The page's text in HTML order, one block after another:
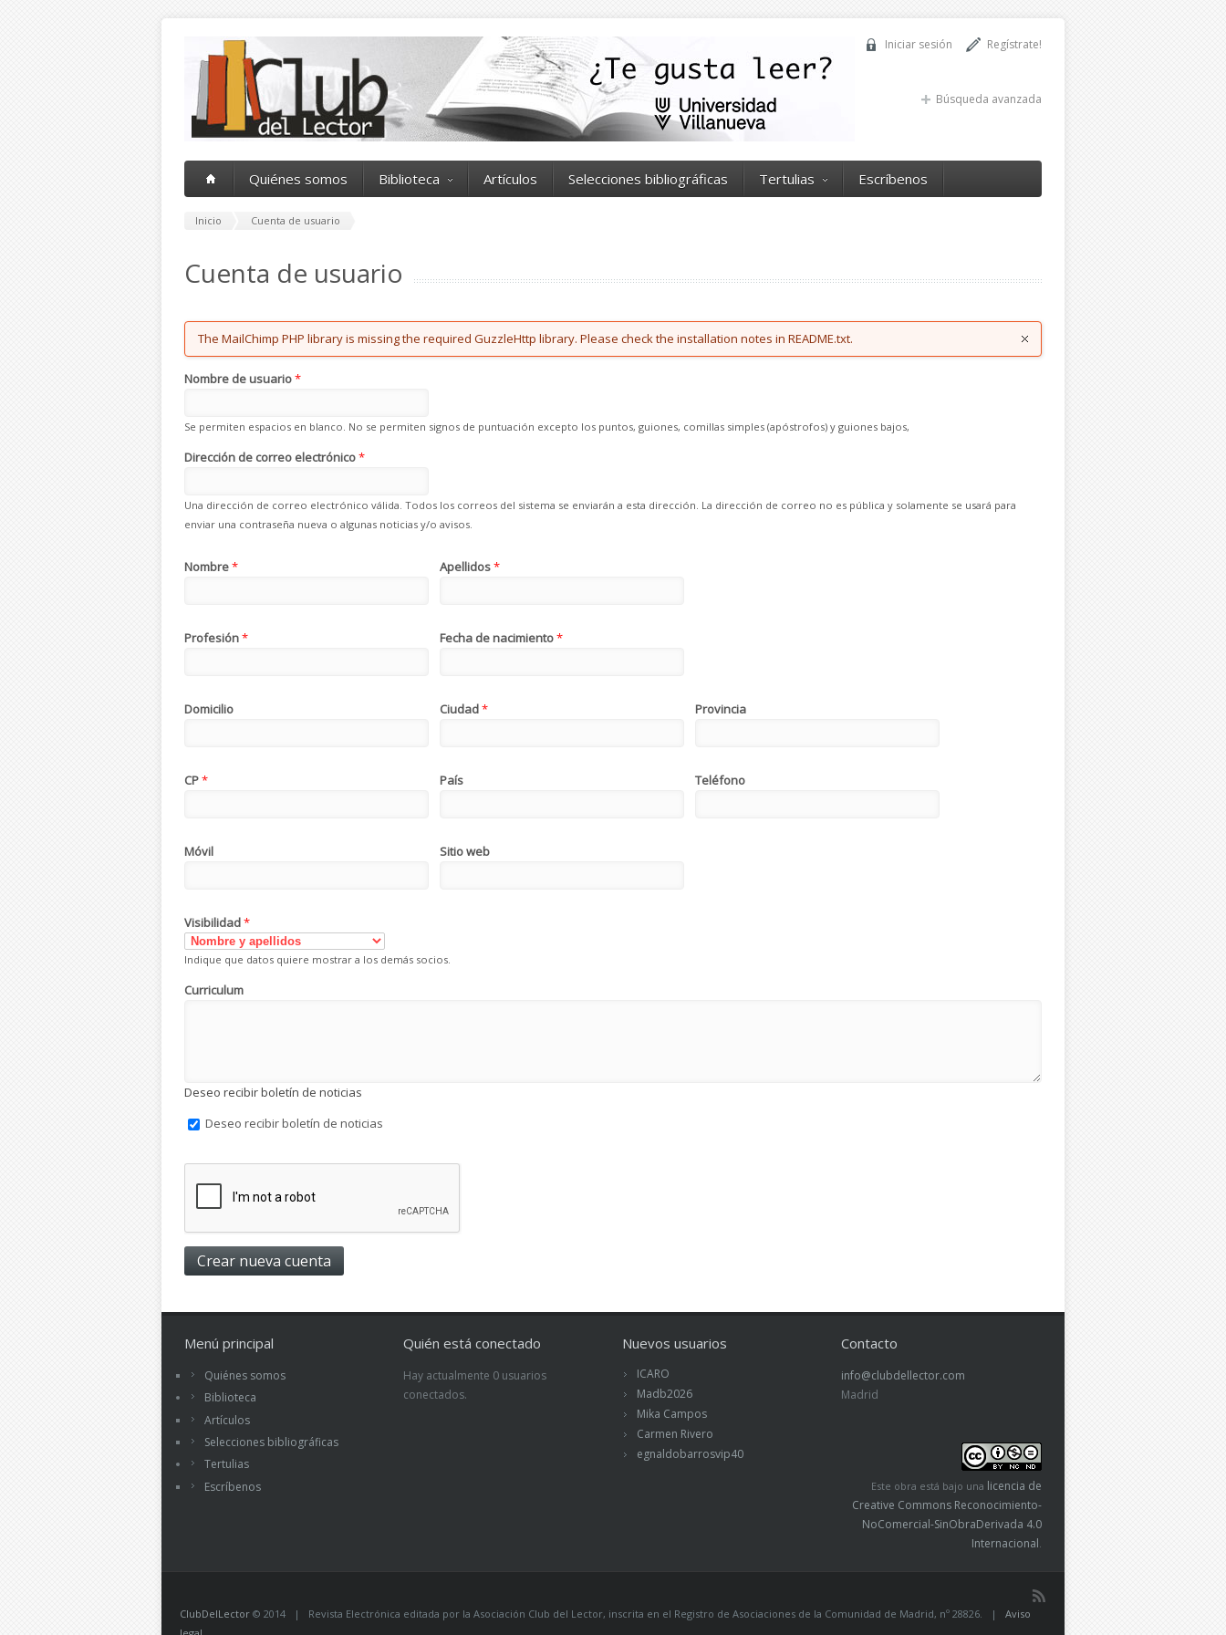
Regístrate!
Iniciar sesión
Búsqueda avanzada
Quiénes somos Biblioteca Artículos Selecciones bibliográficas Tertulias Escríbenos
Inicio Cuenta de usuario
Cuenta de usuario
Error message
The MailChimp PHP library is missing the required GuzzleHttp library. Please check the installation notes in README.txt.
Nombre de usuario*
Se permiten espacios en blanco. No se permiten signos de puntuación excepto los puntos, guiones, comillas simples (apóstrofos) y guiones bajos,
Dirección de correo electrónico*
Una dirección de correo electrónico válida. Todos los correos del sistema se enviarán a esta dirección. La dirección de correo no es pública y solamente se usará para
enviar una contraseña nueva o algunas noticias y/o avisos.
Nombre* Apellidos*
Profesión* Fecha de nacimiento*
Domicilio Ciudad* Provincia
CP* País Teléfono
Móvil Sitio web
Visibilidad*
Indique que datos quiere mostrar a los demás socios.
Curriculum
Deseo recibir boletín de noticias
Deseo recibir boletín de noticias
Menú principal
Quiénes somos
Biblioteca
Artículos
Selecciones bibliográficas
Tertulias
Escríbenos
Quién está conectado
Hay actualmente 0 usuarios
conectados.
Nuevos usuarios
ICARO
Madb2026
Mika Campos
Carmen Rivero
egnaldobarrosvip40
Contacto
info@clubdellector.com
Madrid
Este obra está bajo una licencia de
Creative Commons Reconocimiento-
NoComercial-SinObraDerivada 4.0
Internacional
ClubDelLector © 2014 | Revista Electrónica editada por la Asociación Club del Lector, inscrita en el Registro de Asociaciones de la Comunidad de Madrid, nº 28826. | Aviso